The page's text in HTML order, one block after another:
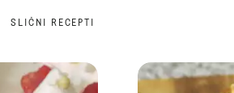
SLIČNI RECEPTI